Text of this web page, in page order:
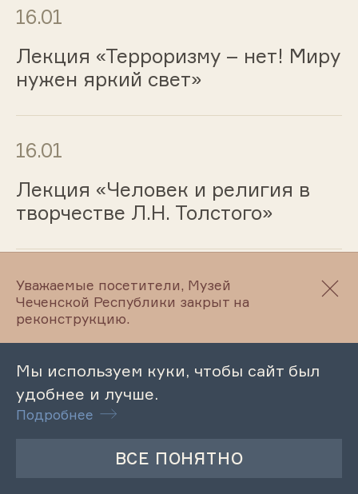
16.01
Лекция «Терроризму – нет! Миру
нужен яркий свет»
16.01
Лекция «Человек и религия в
творчестве Л.Н. Толстого»
16.01
Лекция «За здоровый образ
жизни. Против наркотиков»
15.01
Лекция «История
Уважаемые посетители, Музей
Чеченской Республики закрыт на
реконструкцию.
Мы используем куки, чтобы сайт был
удобнее и лучше.
Подробнее